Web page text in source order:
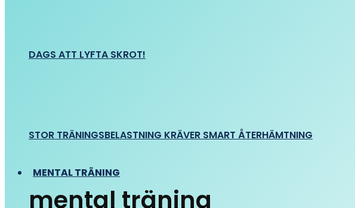
DAGS ATT LYFTA SKROT!
STOR TRÄNINGSBELASTNING KRÄVER SMART ÅTERHÄMTNING
MENTAL TRÄNING
mental träning